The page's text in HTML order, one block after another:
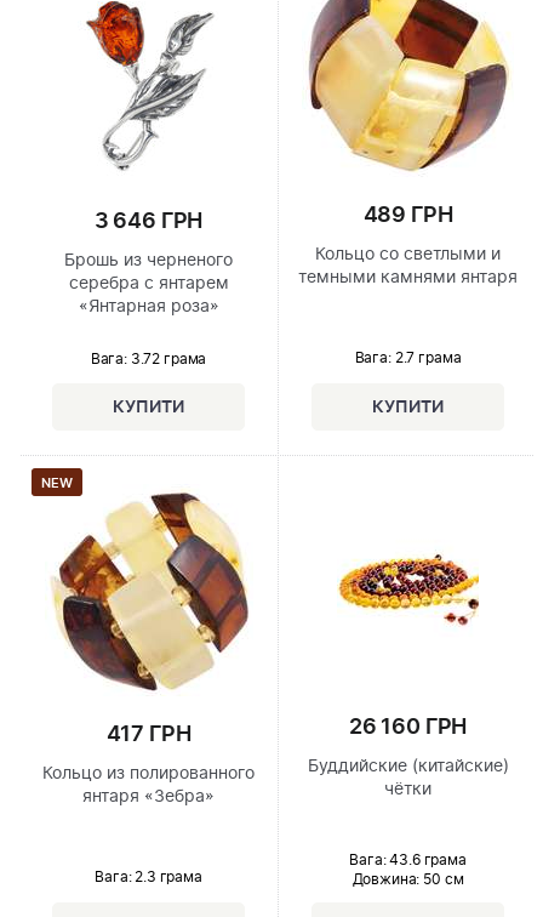
3 646 ГРН
Брошь из черненого
серебра с янтарем
«Янтарная роза»
Вага: 3.72 грама
489 ГРН
Кольцо со светлыми и
темными камнями янтаря
Вага: 2.7 грама
NEW
417 ГРН
Кольцо из полированного
янтаря «Зебра»
Вага: 2.3 грама
26 160 ГРН
Буддийские (китайские)
чётки
Вага: 43.6 грама
Довжина: 50 см